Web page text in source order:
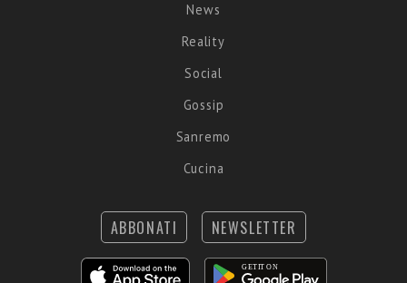
News
Reality
Social
Gossip
Sanremo
Cucina
ABBONATI NEWSLETTER